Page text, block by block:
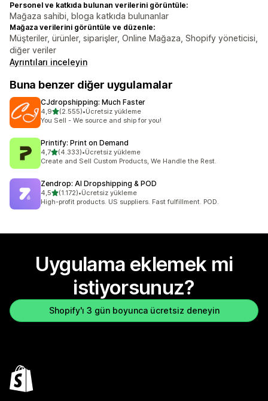
Personel ve katkıda bulunan verilerini görüntüle:
Mağaza sahibi, bloga katkıda bulunanlar
Mağaza verilerini görüntüle ve düzenle:
Müşteriler, ürünler, siparişler, Online Mağaza, Shopify yöneticisi,
diğer veriler
Ayrıntıları inceleyin
Buna benzer diğer uygulamalar
CJdropshipping: Much Faster
4,95 yıldız üzerinden
(2.555)
toplam 2555 değerlendirme
•Ücretsiz yükleme
You Sell - We source and ship for you!
Printify: Print on Demand
4,75 yıldız üzerinden
(4.333)
toplam 4333 değerlendirme
•Ücretsiz yükleme
Create and Sell Custom Products, We Handle the Rest.
Zendrop: AI Dropshipping & POD
4,55 yıldız üzerinden
(1.172)
toplam 1172 değerlendirme
•Ücretsiz yükleme
High-profit products. US suppliers. Fast fulfillment. POD.
Uygulama eklemek mi
istiyorsunuz?
Shopify'ı 3 gün boyunca ücretsiz deneyin